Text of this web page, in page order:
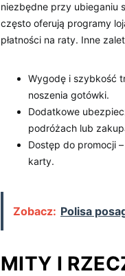
niezbędne przy ubieganiu
często oferują programy
płatności na raty. Inne
Wygodę i szybkość
noszenia gotówki.
Dodatkowe
podróżach lub
Dostęp do promocji
karty.
Zobacz: Polisa
MITY I